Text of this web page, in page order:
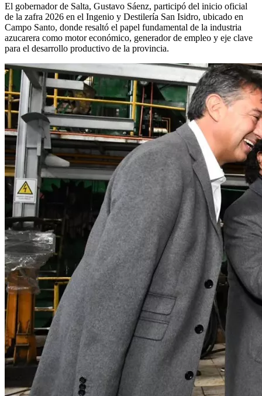
El gobernador de Salta, Gustavo Sáenz, participó del inicio oficial
de la zafra 2026 en el Ingenio y Destilería San Isidro, ubicado en
Campo Santo, donde resaltó el papel fundamental de la industria
azucarera como motor económico, generador de empleo y eje clave
para el desarrollo productivo de la provincia.